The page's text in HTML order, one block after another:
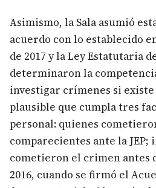
Asimismo, la Sala asumió
acuerdo con lo establecido
de 2017 y la Ley Estatutaria
determinaron la
investigar crímenes si
plausible que cumpla tres
personal: quienes
comparecientes ante la
cometieron el crimen antes
2016, cuando se firmó el